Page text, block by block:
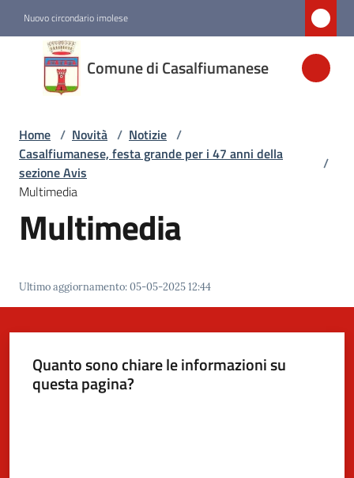
Nuovo circondario imolese
Comune di Casalfiumanese
Comune di
Casalfiumanese
Amministrazione
Novità
Vivere
Casalfiumanese
Home / Novità / Notizie /
Casalfiumanese, festa grande per i 47 anni della
sezione Avis
/
Multimedia
Multimedia
Ultimo aggiornamento:05-05-2025 12:44
Quanto sono chiare le informazioni su
questa pagina?